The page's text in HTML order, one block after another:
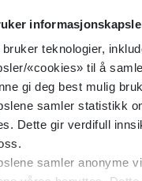
teknologier,
«cookies» til å
gi deg best mulig
samler statistikk
Dette gir verdifull
samler anonyme
mutisme. I:
og
Norsk barne- og ungdomspsykiatrisk forening